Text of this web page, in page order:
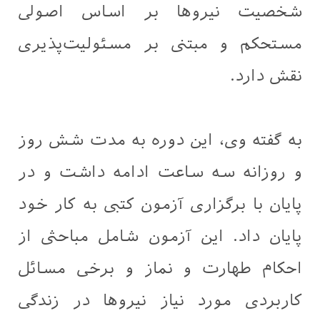
شخصیت نیروها بر اساس اصولی
مستحکم و مبتنی بر مسئولیت‌پذیری
نقش دارد.
به گفته وی، این دوره به مدت شش روز
و روزانه سه ساعت ادامه داشت و در
پایان با برگزاری آزمون کتبی به کار خود
پایان داد. این آزمون شامل مباحثی از
احکام طهارت و نماز و برخی مسائل
کاربردی مورد نیاز نیروها در زندگی